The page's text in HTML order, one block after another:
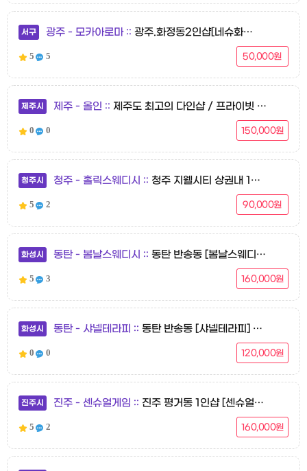
서구 광주 - 모카아로마 광주.화정동2인샵[네슈화아로마] 바쁜 일상 속, 내 몸을 위한 감성 힐링 마사지❤️ 네슈화 아로마 ❤️
5 5 50,000원
제주시 제주 - 올인 제주도 최고의 다인샵 / 프라이빗 한 공간 / 편안한 대화
0 0 150,000원
청주시 청주 - 홀릭스웨디시 청주 지웰시티 상권내 1인1샤워실
5 2 90,000원
화성시 동탄 - 봄날스웨디시 동탄 반송동 [봄날스웨디시] 스웨디시 마사지 ☆ 남광장 중심상가 위치 ☆ 오픈 기념 할인 중 ☆
5 3 160,000원
화성시 동탄 - 샤넬테라피 동탄 반송동 [샤넬테라피] 스웨디시 마사지
0 0 120,000원
진주시 진주 - 센슈얼게임 진주 평거동 1인샵 [센슈얼게임] 스웨디시 마사지 불만족없는 내상제로 도전!
5 2 160,000원